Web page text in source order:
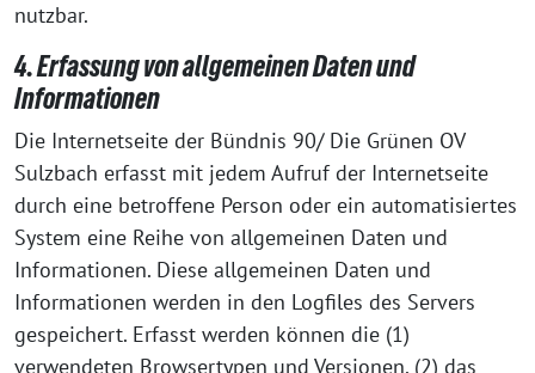
nutzbar.
4. Erfassung von allgemeinen Daten und
Informationen
Die Internetseite der Bündnis 90/ Die Grünen OV
Sulzbach erfasst mit jedem Aufruf der Internetseite
durch eine betroffene Person oder ein automatisiertes
System eine Reihe von allgemeinen Daten und
Informationen. Diese allgemeinen Daten und
Informationen werden in den Logfiles des Servers
gespeichert. Erfasst werden können die (1)
verwendeten Browsertypen und Versionen, (2) das